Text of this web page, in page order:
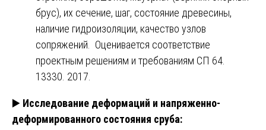
брус), их сечение, шаг, состояние древесины,
наличие гидроизоляции, качество узлов
сопряжений. Оценивается соответствие
проектным решениям и требованиям СП 64.
13330. 2017.
▶️ Исследование деформаций и напряженно-
деформированного состояния сруба: